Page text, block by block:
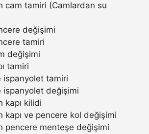
cam tamiri (Camlardan su
değişimi
tamiri
değişimi
tamiri
ispanyolet tamiri
ispanyolet değişimi
kapı kilidi
kapı ve pencere kol değişimi
pencere menteşe değişimi